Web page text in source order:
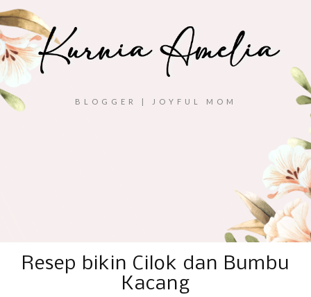
BLOGGER | JOYFUL MOM
Resep bikin Cilok dan Bumbu
Kacang